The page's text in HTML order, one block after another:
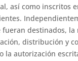
así como inscritos
destinados, la
distribución y
la autorización